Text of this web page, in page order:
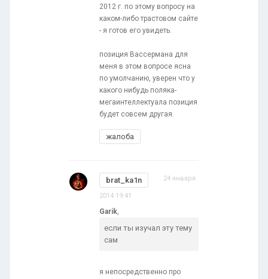
2012 г. по этому вопросу на
каком-либо трастовом сайте
- я готов его увидеть.
позиция Вассермана для
меня в этом вопросе ясна
по умолчанию, уверен что у
какого нибудь поляка-
мегаинтеллектуала позиция
будет совсем другая.
жалоба
brat_ka1n 24 января
2014 19:41
Garik,
если ты изучал эту тему
сам
я непосредственно про